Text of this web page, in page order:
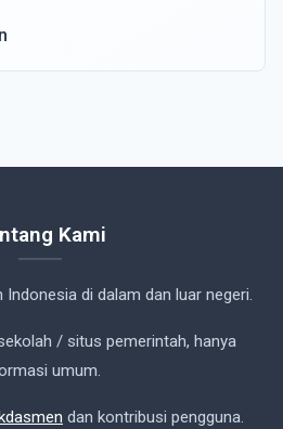
Kami
di dalam dan luar negeri.
/ situs pemerintah, hanya
umum.
dan kontribusi pengguna.